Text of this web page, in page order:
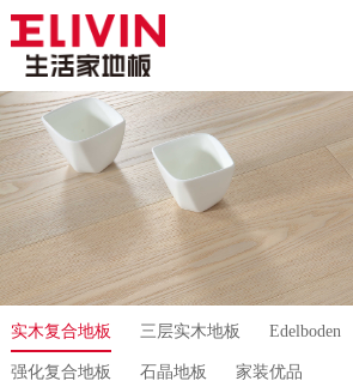
实木复合地板 三层实木地板 Edelboden
强化复合地板 石晶地板 家装优品